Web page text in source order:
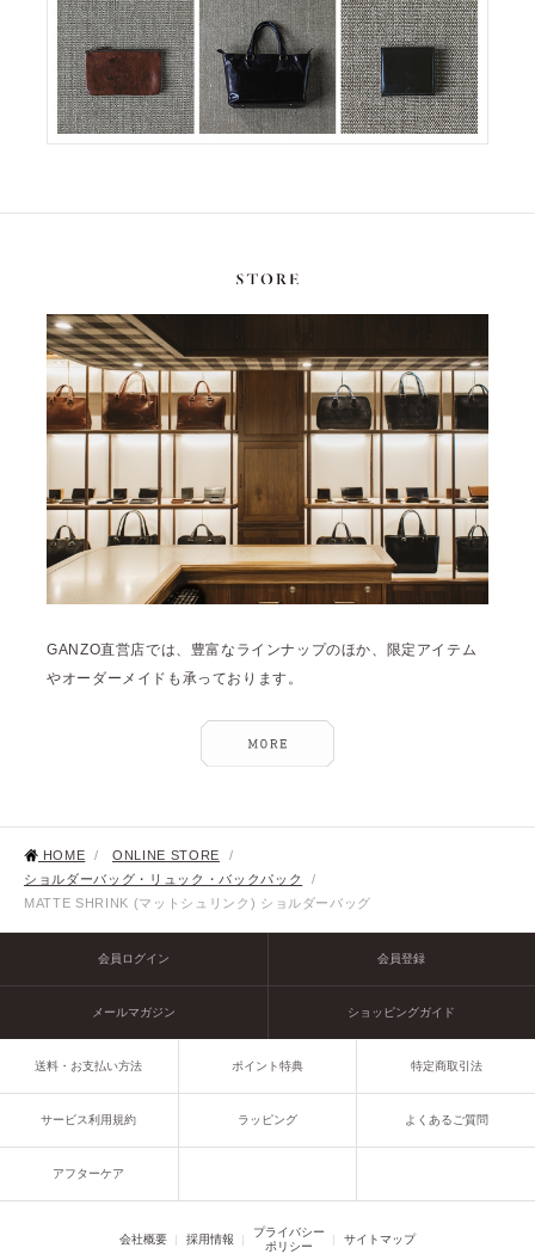
GANZO直営店では、豊富なラインナップのほか、限定アイテム
やオーダーメイドも承っております。
HOME / ONLINE STORE
/
ショルダーバッグ・リュック・バックパック
/
MATTE SHRINK (マットシュリンク) ショルダーバッグ
会員ログイン 会員登録
メールマガジン ショッピングガイド
送料・お支払い方法 ポイント特典 特定商取引法
サービス利用規約 ラッピング よくあるご質問
アフターケア
会社概要 採用情報
プライバシー
ポリシー
サイトマップ